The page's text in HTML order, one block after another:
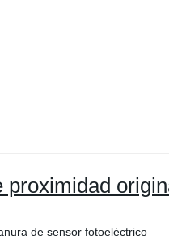
proximidad
de sensor fotoeléctrico